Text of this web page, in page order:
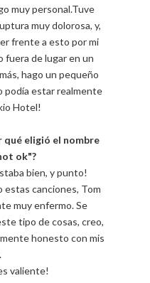
muy personal.Tuve
muy dolorosa, y,
frente a esto por mi
fuera de lugar en un
hago un pequeño
podía estar realmente
Hotel!
qué eligió el nombre
ok"?
bien, y punto!
estas canciones, Tom
muy enfermo. Se
tipo de cosas, creo,
honesto con mis
valiente!